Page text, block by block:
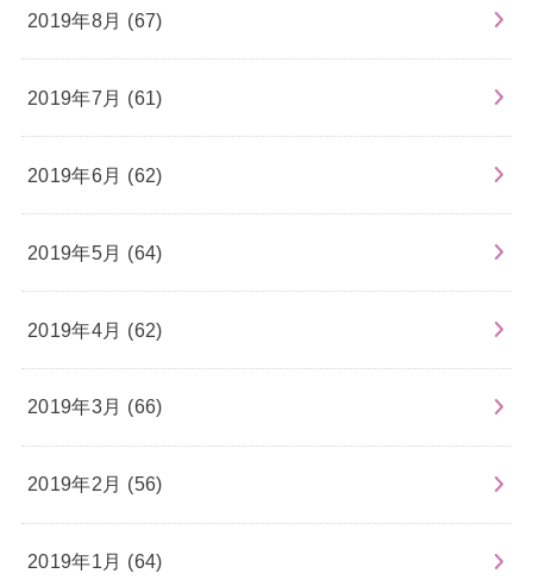
2019年8月 (67)
2019年7月 (61)
2019年6月 (62)
2019年5月 (64)
2019年4月 (62)
2019年3月 (66)
2019年2月 (56)
2019年1月 (64)